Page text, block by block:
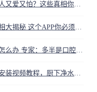
蚕宝宝为啥总让人又爱又怕？这些真相你得知道
孕妇肚子笑脸真相大揭秘 这个APP你必须知道
三岁宝宝有口气怎么办 专家：多半是口腔没清洁干净
德国力斯净水器安装视频教程，厨下净水器自己装方法步骤详解